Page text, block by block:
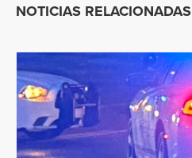
NOTICIAS RELACIONADAS